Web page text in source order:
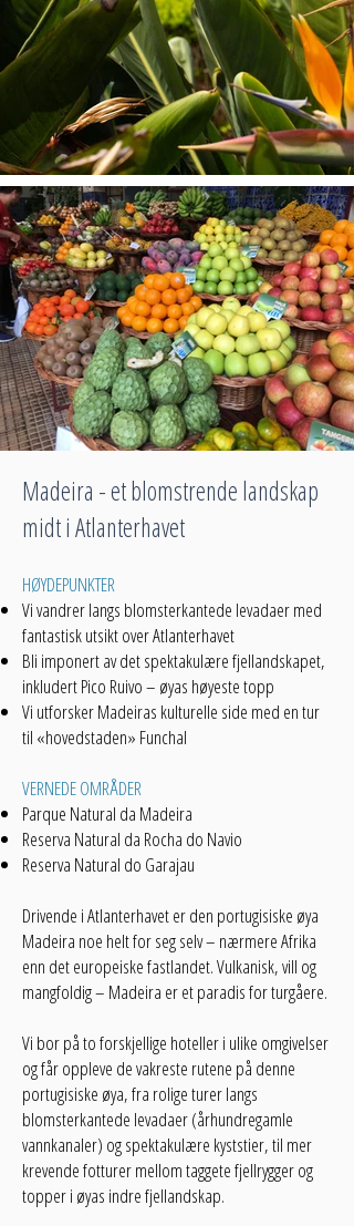
Madeira - et blomstrende landskap
midt i Atlanterhavet
HØYDEPUNKTER
Vi vandrer langs blomsterkantede levadaer med
fantastisk utsikt over Atlanterhavet
Bli imponert av det spektakulære fjellandskapet,
inkludert Pico Ruivo – øyas høyeste topp
Vi utforsker Madeiras kulturelle side med en tur
til «hovedstaden» Funchal
VERNEDE OMRÅDER
Parque Natural da Madeira
Reserva Natural da Rocha do Navio
Reserva Natural do Garajau
Drivende i Atlanterhavet er den portugisiske øya
Madeira noe helt for seg selv – nærmere Afrika
enn det europeiske fastlandet. Vulkanisk, vill og
mangfoldig – Madeira er et paradis for turgåere.
Vi bor på to forskjellige hoteller i ulike omgivelser
og får oppleve de vakreste rutene på denne
portugisiske øya, fra rolige turer langs
blomsterkantede levadaer (århundregamle
vannkanaler) og spektakulære kyststier, til mer
krevende fotturer mellom taggete fjellrygger og
topper i øyas indre fjellandskap.